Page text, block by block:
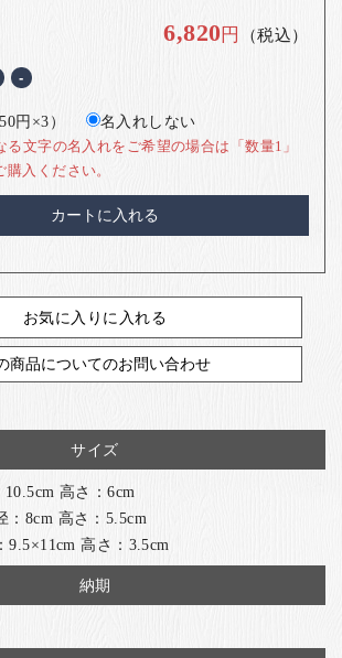
6,820円 （税込）
-
円×3） 名入れしない
文字の名入れをご希望の場合は「数量1」
入ください。
カートに入れる
お気に入りに入れる
商品についてのお問い合わせ
サイズ
高さ：6cm
：8cm 高さ：5.5cm
9.5×11cm 高さ：3.5cm
納期